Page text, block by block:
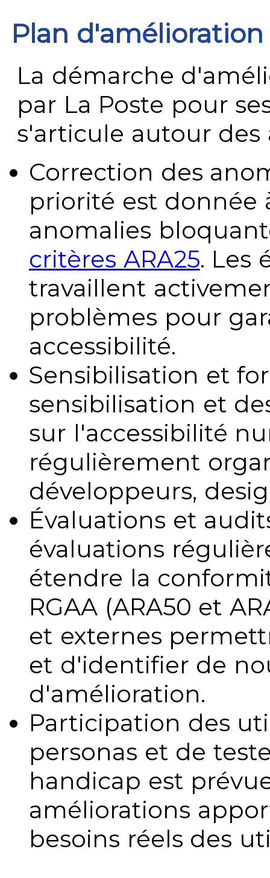
Plan
La démarche
par La Poste pour
s'articule autour des
Correction des
priorité est donnée
anomalies
critères ARA25. Les
travaillent
problèmes pour
accessibilité.
Sensibilisation et
sensibilisation et
sur l'accessibilité
régulièrement
développeurs,
Évaluations et
évaluations
étendre la
RGAA (ARA50 et
et externes
et d'identifier de
d'amélioration.
Participation des
personas et de
handicap est
améliorations
besoins réels des